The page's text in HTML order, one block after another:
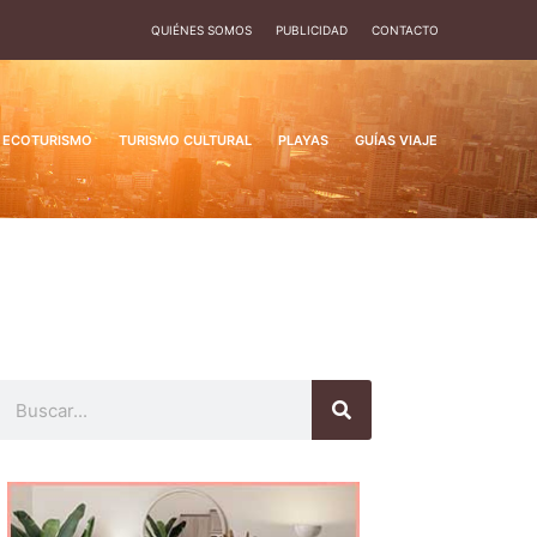
QUIÉNES SOMOS PUBLICIDAD CONTACTO
ECOTURISMO TURISMO CULTURAL PLAYAS GUÍAS VIAJE